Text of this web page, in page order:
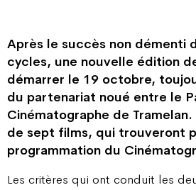
Après le succès non démenti
cycles, une nouvelle édition
démarrer le 19 octobre,
du partenariat noué entre le
Cinématographe de Tramelan.
de sept films, qui trouveront
programmation du
Les critères qui ont conduit les